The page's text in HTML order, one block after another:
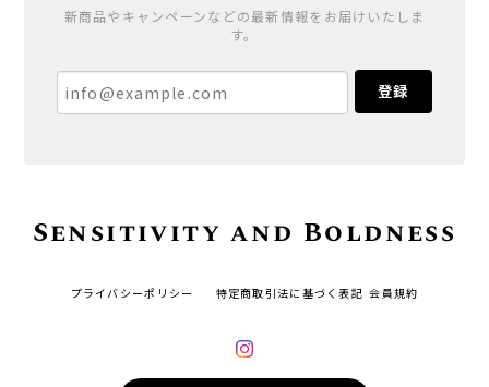
新商品やキャンペーンなどの最新情報をお届けいたしま
す。
登録
Sensitivity and Boldness
プライバシーポリシー 特定商取引法に基づく表記 会員規約